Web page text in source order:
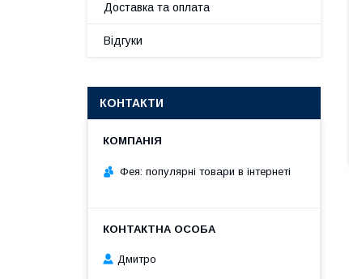
Доставка та оплата
Відгуки
КОНТАКТИ
Фея: популярні товари в інтернеті
Дмитро